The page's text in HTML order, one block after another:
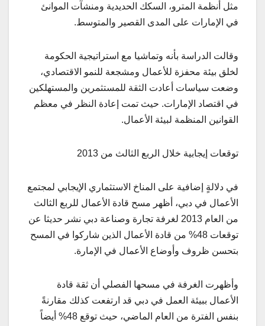
مثل أنظمة المترو، السكك الحديدية ومنشآت الموانئ
في الإمارات على المدى القصير والمتوسط.
وقالت الدراسة بأنه وتماشيا مع استراتيجية الحكومة
لخلق بيئة محفزة للأعمال ومشجعة للنمو الاقتصادي،
وضعت سياسات أعادت الثقة للمستثمرين والمستهلكين
في اقتصاد الإمارات. حيث تمت إعادة النظر في معظم
القوانين المنظمة لبيئة الأعمال.
توقعات إيجابية خلال الربع الثالث من 2013
في دلالةٍ إضافية على المناخ الاستثماري الإيجابي لمجتمع
الأعمال في دبي، أظهر مسح قادة الأعمال للربع الثالث
من العام 2013 لغرفة تجارة وصناعة دبي نشر حديثا عن
توقعات 48% من قادة الأعمال الذين شاركوا في المسح
بتحسن ظروف وأوضاع الأعمال في الإمارة.
وأظهرت الغرفة في مسحها الفصلي أن ثقة قادة
الأعمال ببيئة العمل في دبي قد ارتفعت كذلك مقارنةً
بنفس الفترة من العام الماضي، حيث توقع 48% أيضاً